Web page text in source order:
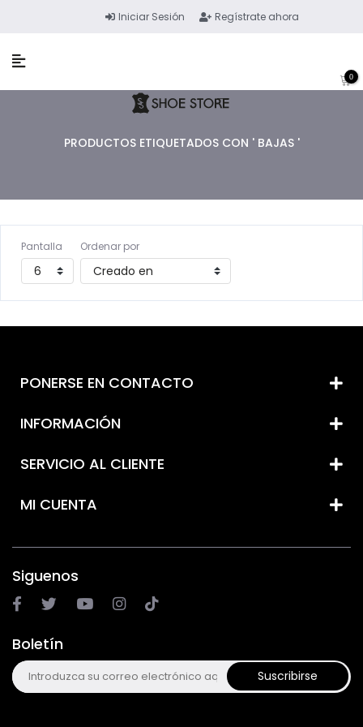
Iniciar Sesión Regístrate ahora
0
PRODUCTOS ETIQUETADOS CON ' BAJAS '
Pantalla Ordenar por
PONERSE EN CONTACTO
INFORMACIÓN
SERVICIO AL CLIENTE
MI CUENTA
Siguenos
Boletín
Suscribirse